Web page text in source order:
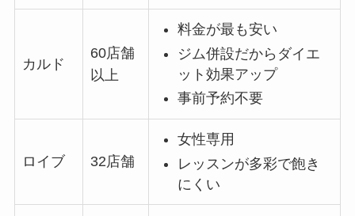
カルド
60店舗
以上
料金が最も安い
ジム併設だからダイエ
ット効果アップ
事前予約不要
ロイブ 32店舗
女性専用
レッスンが多彩で飽き
にくい